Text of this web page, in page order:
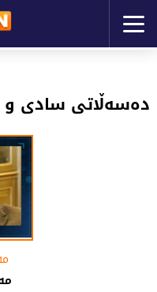
دەسەڵاتی سادی